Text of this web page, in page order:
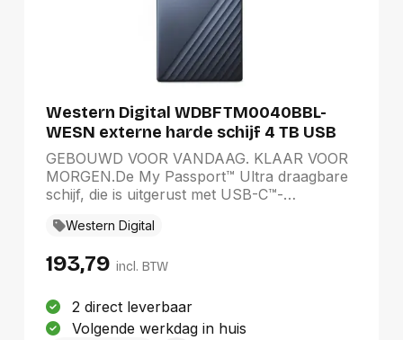
Western Digital WDBFTM0040BBL-
WESN externe harde schijf 4 TB USB
Type-C 3.2 Gen 1 (3.1 Gen 1) Zwart,
Blauw
GEBOUWD VOOR VANDAAG. KLAAR VOOR
MORGEN.De My Passport™ Ultra draagbare
schijf, die is uitgerust met USB-C™-
uw opslag uit te breiden met een modern
Het product is standaard, bij levering,
naadloze Plug&Play-opslag, terwijl
wachtwoordbeveiliging met
Western Digital
193,79 incl. BTW
2 direct leverbaar
Volgende werkdag in huis